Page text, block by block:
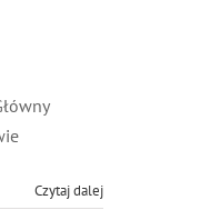
Czytaj dalej